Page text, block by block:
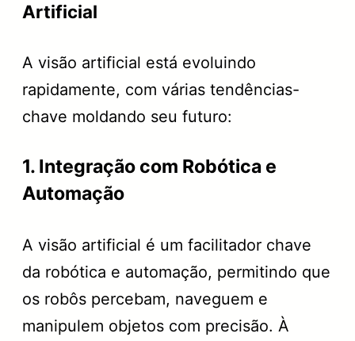
Artificial
A visão artificial está evoluindo
rapidamente, com várias tendências-
chave moldando seu futuro:
1. Integração com Robótica e
Automação
A visão artificial é um facilitador chave
da robótica e automação, permitindo que
os robôs percebam, naveguem e
manipulem objetos com precisão. À